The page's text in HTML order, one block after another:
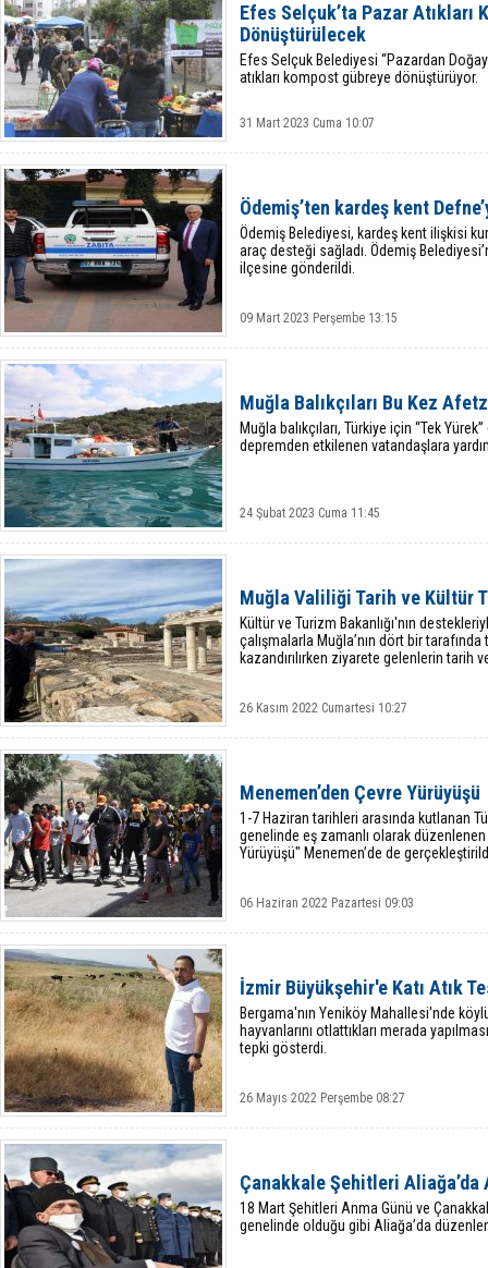
Efes Selçuk’ta Pazar Atıkları
Dönüştürülecek
Efes Selçuk Belediyesi “Pazardan
atıkları kompost gübreye dönüştürüyor.
31 Mart 2023 Cuma 10:07
Ödemiş’ten kardeş kent
Ödemiş Belediyesi, kardeş kent ilişkisi
araç desteği sağladı. Ödemiş
ilçesine gönderildi.
09 Mart 2023 Perşembe 13:15
Muğla Balıkçıları Bu Kez
Muğla balıkçıları, Türkiye için “Tek
depremden etkilenen vatandaşlara
24 Şubat 2023 Cuma 11:45
Muğla Valiliği Tarih ve Kültür
Kültür ve Turizm Bakanlığı'nın
çalışmalarla Muğla’nın dört bir
kazandırılırken ziyarete gelenlerin tarih
26 Kasım 2022 Cumartesi 10:27
Menemen’den Çevre Yürüyüşü
1-7 Haziran tarihleri arasında kutlanan
genelinde eş zamanlı olarak
Yürüyüşü" Menemen’de de
06 Haziran 2022 Pazartesi 09:03
İzmir Büyükşehir'e Katı Atık
Bergama'nın Yeniköy Mahallesi'nde
hayvanlarını otlattıkları merada
tepki gösterdi.
26 Mayıs 2022 Perşembe 08:27
Çanakkale Şehitleri Aliağa’da
18 Mart Şehitleri Anma Günü ve
genelinde olduğu gibi Aliağa’da